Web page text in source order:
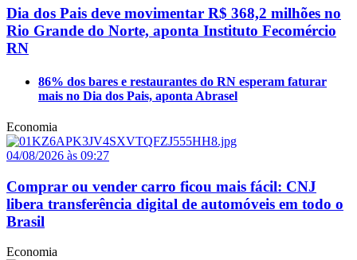
Dia dos Pais deve movimentar R$ 368,2 milhões no
Rio Grande do Norte, aponta Instituto Fecomércio
RN
86% dos bares e restaurantes do RN esperam faturar
mais no Dia dos Pais, aponta Abrasel
Economia
04/08/2026 às 09:27
Comprar ou vender carro ficou mais fácil: CNJ
libera transferência digital de automóveis em todo o
Brasil
Economia